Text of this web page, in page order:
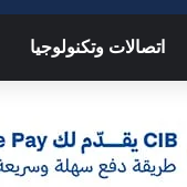
اتصالات وتكنولوجيا